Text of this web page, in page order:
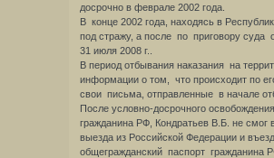
досрочно в феврале 2002 года.
В конце 2002 года, находясь в
под стражу, а после по приговору суда
31 июля 2008 г..
В период отбывания наказания на
информации о том, что происходит по
свои письма, отправленные в начале
После условно-досрочного
гражданина РФ, Кондратьев В.Б. не
выезда из Российской Федерации и
общегражданский паспорт гражданина